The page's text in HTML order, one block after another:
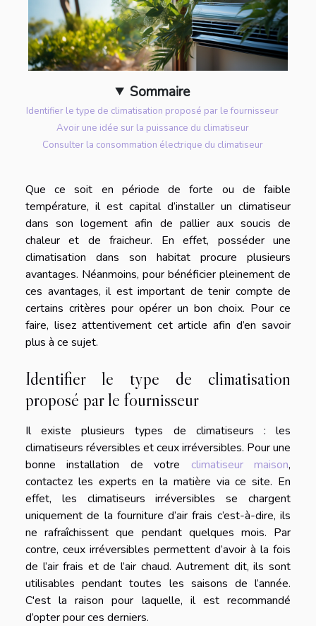
Sommaire
Identifier le type de climatisation proposé par le fournisseur
Avoir une idée sur la puissance du climatiseur
Consulter la consommation électrique du climatiseur
Que ce soit en période de forte ou de faible
température, il est capital d’installer un climatiseur
dans son logement afin de pallier aux soucis de
chaleur et de fraicheur. En effet, posséder une
climatisation dans son habitat procure plusieurs
avantages. Néanmoins, pour bénéficier pleinement de
ces avantages, il est important de tenir compte de
certains critères pour opérer un bon choix. Pour ce
faire, lisez attentivement cet article afin d’en savoir
plus à ce sujet.
Identifier le type de climatisation
proposé par le fournisseur
Il existe plusieurs types de climatiseurs : les
climatiseurs réversibles et ceux irréversibles. Pour une
bonne installation de votre climatiseur maison,
contactez les experts en la matière via ce site. En
effet, les climatiseurs irréversibles se chargent
uniquement de la fourniture d’air frais c’est-à-dire, ils
ne rafraîchissent que pendant quelques mois. Par
contre, ceux irréversibles permettent d’avoir à la fois
de l’air frais et de l’air chaud. Autrement dit, ils sont
utilisables pendant toutes les saisons de l’année.
C'est la raison pour laquelle, il est recommandé
d’opter pour ces derniers.